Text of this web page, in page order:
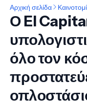
Αρχική σελίδα
Ο El
όλο τον